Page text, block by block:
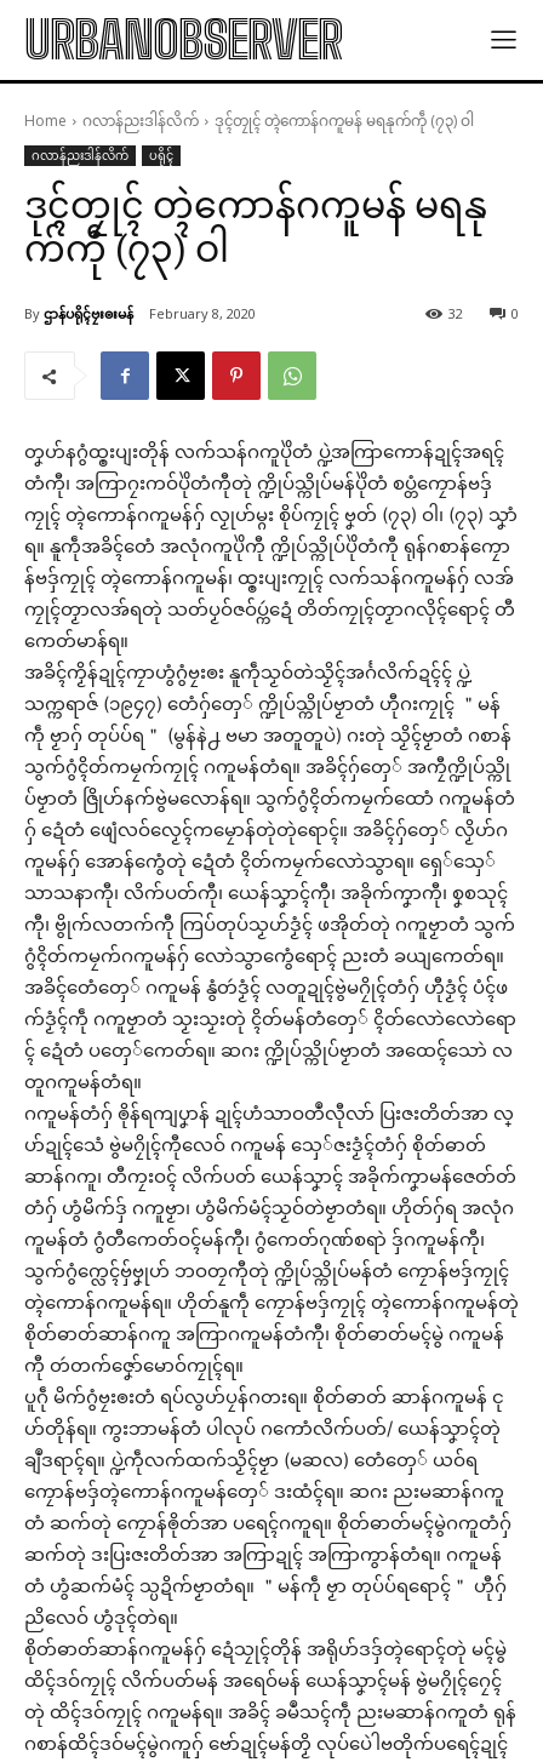
URBANOBSERVER
Home ဂလာန်ညးဒါန်လိက် ဒုၚ်တၠုၚ် တ္ၚဲကောန်ဂကူမန် မရနုက်ကဵု (၇၃) ဝါ
ဂလာန်ညးဒါန်လိက် ပရိုၚ်
ဒုၚ်တၠုၚ် တ္ၚဲကောန်ဂကူမန် မရနု
က်ကဵု (၇၃) ဝါ
By ဌာန်ပရိုၚ်ဗၠးၜးမန် February 8, 2020 0
32
တၞဟ်နဂွံထ္ၜးပျးတိုန် လက်သန်ဂကူပိုဲတံ ပ္ဍဲအကြာကောန်ဍုၚ်အရၚ်
တံကီု၊ အကြာဂၠးကဝ်ပိုဲတံကီုတုဲ က္ဍိုပ်သ္ကိုပ်မန်ပိုဲတံ စပ္တံကၠောန်ဗဒှ်
ကၠုၚ် တ္ၚဲကောန်ဂကူမန်ဂှ် လၟုဟ်မ္ဂး စိုပ်ကၠုၚ် ဗၞတ် (၇၃) ဝါ၊ (၇၃) သၞာံ
ရ။ နူကဵုအခိၚ်တေံ အလုံဂကူပိုဲကီု က္ဍိုပ်သ္ကိုပ်ပိုဲတံကီု ရုန်ဂစာန်ကၠော
န်ဗဒှ်ကၠုၚ် တ္ၚဲကောန်ဂကူမန်၊ ထ္ၜးပျးကၠုၚ် လက်သန်ဂကူမန်ဂှ် လအ်
ကၠုၚ်တၟာလအ်ရတုဲ သတ်ပၟဝ်ဇဝ်ပ္ကဴဍေံ တိတ်ကၠုၚ်တၟာဂလိုၚ်ရောၚ် တီ
ကေတ်မာန်ရ။
အခိၚ်ကၟိန်ဍုၚ်ကၠာဟွံဂွံဗၠးၜး နူကဵုသၟဝ်တဲသၟိၚ်အၚ်္ဂလိက်ဍၚ်ၚ် ပ္ဍဲ
သက္ကရာဇ် (၁၉၄၇) တေံဂှ်တှေ် က္ဍိုပ်သ္ကိုပ်ဗၟာတံ ဟီုဂးကၠုၚ် ＂မန်
ကဵု ဗၟာဂှ် တုပ်ပ်ရ＂ (မွန်နဲ႕ ဗမာ အတူတူပဲ) ဂးတုဲ သၟိၚ်ဗၟာတံ ဂစာန်
သွက်ဂွံၚိတ်ကမၠက်ကၠုၚ် ဂကူမန်တံရ။ အခိၚ်ဂှ်တှေ် အကၠီက္ဍိုပ်သ္ကို
ပ်ဗၟာတံ ဇြိုဟ်နက်ဗွဲမလောန်ရ။ သွက်ဂွံၚိတ်ကမၠက်ထောံ ဂကူမန်တံ
ဂှ် ဍေံတံ ဖျေံလဝ်လၟေၚ်ကမၠောန်တုဲတုဲရောၚ်။ အခိၚ်ဂှ်တှေ် လၟိဟ်ဂ
ကူမန်ဂှ် အောန်ကွေံတုဲ ဍေံတံ ၚိတ်ကမၠက်လောဲသွာရ။ ရှေ်သှေ်
သာသနာကီု၊ လိက်ပတ်ကီု၊ ယေန်သၞာၚ်ကီု၊ အခိုက်ကၞာကီု၊ စၞစသုၚ်
ကီု၊ ဗွိုက်လတက်ကီု ကြပ်တုပ်သၟဟ်ဒၟံၚ် ဖအိုတ်တုဲ ဂကူဗၟာတံ သွက်
ဂွံၚိတ်ကမၠက်ဂကူမန်ဂှ် လောဲသွာကွေံရောၚ် ညးတံ ခယျကေတ်ရ။
အခိၚ်တေံတှေ် ဂကူမန် နွံတဴဒၟံၚ် လတူဍုၚ်ဗွဲမဂၠိုၚ်တံဂှ် ဟီုဒၟံၚ် ပံၚ်ဖ
က်ဒၟံၚ်ကဵု ဂကူဗၟာတံ သၟးသၟးတုဲ ၚိတ်မန်တံတှေ် ၚိတ်လောဲလောဲရော
ၚ် ဍေံတံ ပတှေ်ကေတ်ရ။ ဆဂး က္ဍိုပ်သ္ကိုပ်ဗၟာတံ အထေၚ်သောဲ လ
တူဂကူမန်တံရ။
ဂကူမန်တံဂှ် ၜိုန်ရကျပၞာန် ဍုၚ်ဟံသာဝတဳလီုလာ် ပြးဇးတိတ်အာ လ္
ပာ်ဍုၚ်သေံ ဗွဲမဂၠိုၚ်ကီုလေဝ် ဂကူမန် သှေ်ဇးဒၟံၚ်တံဂှ် စိုတ်ဓာတ်
ဆာန်ဂကူ၊ တီကၠးဝၚ် လိက်ပတ် ယေန်သၞာၚ် အခိုက်ကၞာမန်ဇေတ်တ်
တံဂှ် ဟွံမိက်ဒှ် ဂကူဗၟာ၊ ဟွံမိက်မံၚ်သၟဝ်တဲဗၟာတံရ။ ဟိုတ်ဂှ်ရ အလုံဂ
ကူမန်တံ ဂွံတီကေတ်ဝၚ်မန်ကီု၊ ဂွံကေတ်ဂုဏ်စရာဲ ဒှ်ဂကူမန်ကီု၊
သွက်ဂွံက္လေၚ်ဗှ်ဗၞုဟ် ဘဝတၠကီုတုဲ က္ဍိုပ်သ္ကိုပ်မန်တံ ကၠောန်ဗဒှ်ကၠုၚ်
တ္ၚဲကောန်ဂကူမန်ရ။ ဟိုတ်နူကဵု ကၠောန်ဗဒှ်ကၠုၚ် တ္ၚဲကောန်ဂကူမန်တုဲ
စိုတ်ဓာတ်ဆာန်ဂကူ အကြာဂကူမန်တံကီု၊ စိုတ်ဓာတ်မၚ်မွဲ ဂကူမန်
ကီု တဴတက်ဇၞော်မောဝ်ကၠုၚ်ရ။
ပူဂဵု မိက်ဂွံဗၠးၜးတံ ရပ်လွဟ်ပၠန်ဂတးရ။ စိုတ်ဓာတ် ဆာန်ဂကူမန် ၚု
ဟ်တိုန်ရ။ ကွးဘာမန်တံ ပါလုပ် ဂကောံလိက်ပတ်/ ယေန်သၞာၚ်တုဲ
ချဳဒရာၚ်ရ။ ပ္ဍဲကဵုလက်ထက်သၟိၚ်ဗၟာ (မဆလ) တေံတှေ် ယဝ်ရ
ကၠောန်ဗဒှ်တ္ၚဲကောန်ဂကူမန်တှေ် ဒးထံၚ်ရ။ ဆဂး ညးမဆာန်ဂကူ
တံ ဆက်တုဲ ကၠောန်ၜိုတ်အာ ပရေၚ်ဂကူရ။ စိုတ်ဓာတ်မၚ်မွဲဂကူတံဂှ်
ဆက်တုဲ ဒးပြးဇးတိတ်အာ အကြာဍုၚ် အကြာကွာန်တံရ။ ဂကူမန်
တံ ဟွံဆက်မံၚ် သ္ပဍိက်ဗၟာတံရ။ ＂မန်ကဵု ဗၟာ တုပ်ပ်ရရောၚ်＂ ဟီုဂှ်
ညိလေဝ် ဟွံဒုၚ်တဲရ။
စိုတ်ဓာတ်ဆာန်ဂကူမန်ဂှ် ဍေံသၠုၚ်တိုန် အရိုဟ်ဒဒှ်တ္ၚဲရောၚ်တုဲ မၚ်မွဲ
ထိၚ်ဒဝ်ကၠုၚ် လိက်ပတ်မန် အရေဝ်မန် ယေန်သၞာၚ်မန် ဗွဲမဂၠိုၚ်ဂၠေၚ်
တုဲ ထိၚ်ဒဝ်ကၠုၚ် ဂကူမန်ရ။ အခိၚ် ခမဳသၚ်ကဵု ညးမဆာန်ဂကူတံ ရုန်
ဂစာန်ထိၚ်ဒဝ်မၚ်မွဲဂကူဂှ် ဗော်ဍုၚ်မန်တၟိ လုပ်ပေဲါဗတိုက်ပရေၚ်ဍုၚ်